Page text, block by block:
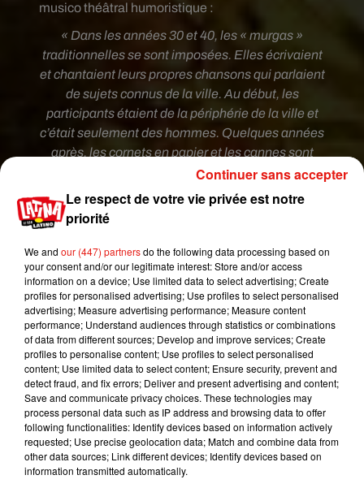
musico théâtral humoristique :
« Dans les années 30 et 40, les « murgas »
traditionnelles se sont imposées. Elles écrivaient
et chantaient leurs propres chansons qui parlaient
de sujets connus de la ville. Au début, les
participants étaient de la périphérie de la ville et
c’était seulement des hommes. Quelques années
après, les cornets en papier et les cannes sont
apparues, ce qui a enterré en quelque sorte les
jolies et amusantes « murgas » ».
A partir des années 70-80, le carnaval va opérer
« En 1978, un commerçant, propriétaire de
supermarché propose une nouvelle manière
d’organiser les « Corsos ». Il avait financé une
« Comparsa » qui portait le nom de son
commerce. Il avait fait la transition entre l’ancien
et le nouveau carnaval. Le commerçant a
également proposé de vendre des entrées pour
accéder au carnaval. Jusque là, les défilés étaient
gratuits. Le montant collecté, dans son esprit
devait être reversé aux participants. Enfin pour lui,
des institutions devaient aussi s’occuper
d’organiser le carnaval. A l’époque, le maire a
Le respect de votre vie privée est notre
priorité
We and our (447) partnersdo the following data processing based on
your consent and/or our legitimate interest: Store and/or access
information on a device; Use limited data to select advertising; Create
profiles for personalised advertising; Use profiles to select personalised
advertising; Measure advertising performance; Measure content
performance; Understand audiences through statistics or combinations
of data from different sources; Develop and improve services; Create
profiles to personalise content; Use profiles to select personalised
content; Use limited data to select content; Ensure security, prevent and
detect fraud, and fix errors; Deliver and present advertising and content;
Save and communicate privacy choices. These technologies may
process personal data such as IP address and browsing data to offer
following functionalities: Identify devices based on information actively
requested; Use precise geolocation data; Match and combine data from
other data sources; Link different devices; Identify devices based on
information transmitted automatically.
Continuer sans accepter